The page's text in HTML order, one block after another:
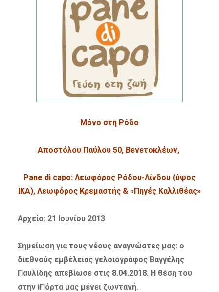
Μόνο στη Ρόδο
Αποστόλου Παύλου 50, Βενετοκλέων,
Pane di capo: Λεωφόρος Ρόδου-Λίνδου (ύψος
ΙΚΑ), Λεωφόρος Κρεμαστής & «Πηγές Καλλιθέας»
Αρχείο: 21 Ιουνίου 2013
Σημείωση για τους νέους αναγνώστες μας: ο
διεθνούς εμβέλειας γελοιογράφος Βαγγέλης
Παυλίδης απεβίωσε στις 8.04.2018. Η θέση του
στην iΠόρτα μας μένει ζωντανή.